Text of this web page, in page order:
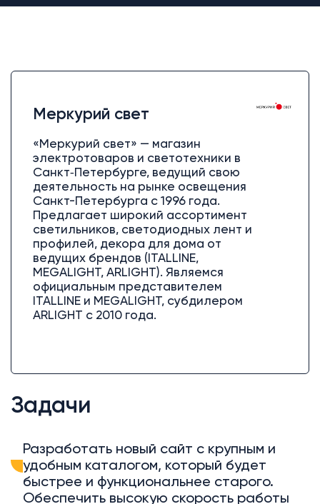
Меркурий свет
«Меркурий свет» — магазин
электротоваров и светотехники в
Санкт‑Петербурге, ведущий свою
деятельность на рынке освещения
Санкт-Петербурга с 1996 года.
Предлагает широкий ассортимент
светильников, светодиодных лент и
профилей, декора для дома от
ведущих брендов (ITALLINE,
MEGALIGHT, ARLIGHT). Являемся
официальным представителем
ITALLINE и MEGALIGHT, субдилером
ARLIGHT с 2010 года.
Задачи
Разработать новый сайт с крупным и
удобным каталогом, который будет
быстрее и функциональнее старого.
Обеспечить высокую скорость работы